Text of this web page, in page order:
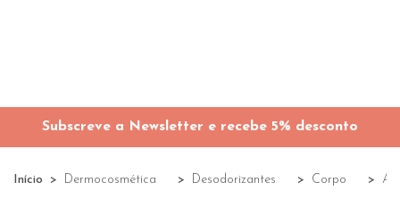
Subscreve a Newsletter e recebe 5% desconto
Início Dermocosmética Desodorizantes Corpo